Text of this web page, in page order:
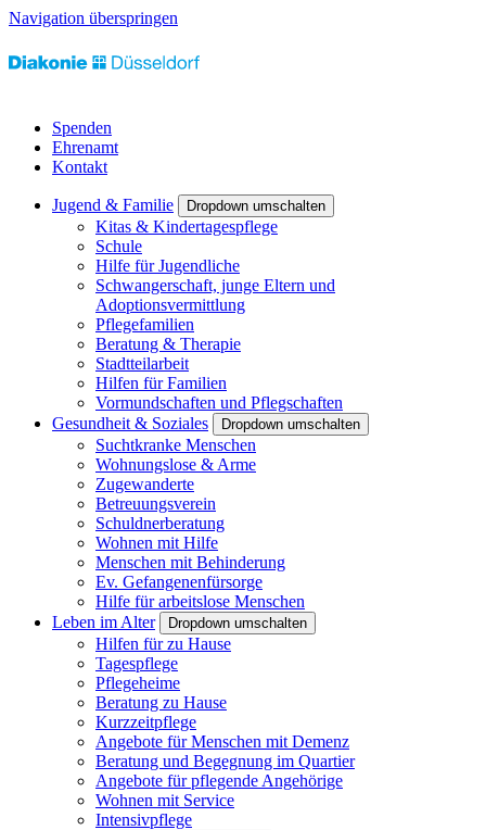
Navigation überspringen
Spenden
Ehrenamt
Kontakt
Jugend & Familie Dropdown umschalten
Kitas & Kindertagespflege
Schule
Hilfe für Jugendliche
Schwangerschaft, junge Eltern und
Adoptionsvermittlung
Pflegefamilien
Beratung & Therapie
Stadtteilarbeit
Hilfen für Familien
Vormundschaften und Pflegschaften
Gesundheit & Soziales
Dropdown umschalten
Suchtkranke Menschen
Wohnungslose & Arme
Zugewanderte
Betreuungsverein
Schuldnerberatung
Wohnen mit Hilfe
Menschen mit Behinderung
Ev. Gefangenenfürsorge
Hilfe für arbeitslose Menschen
Leben im Alter
Dropdown umschalten
Hilfen für zu Hause
Tagespflege
Pflegeheime
Beratung zu Hause
Kurzzeitpflege
Angebote für Menschen mit Demenz
Beratung und Begegnung im Quartier
Angebote für pflegende Angehörige
Wohnen mit Service
Intensivpflege